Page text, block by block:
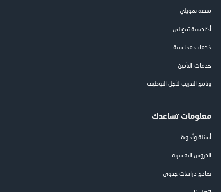
منصة تمويلي
أكاديمية تمويلي
خدمات محاسبية
خدمات-التأمين
برنامج التدريب لأجل التوظيف
معلومات تساعدك
أسئلة وأجوبة
الدروس التفسيرية
نماذج دراسات جدوى